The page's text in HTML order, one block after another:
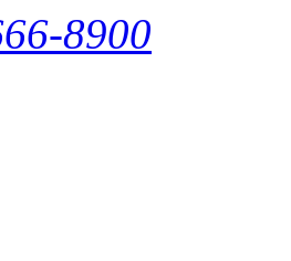
8900